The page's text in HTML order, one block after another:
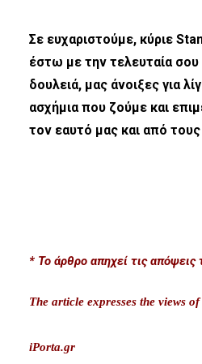
Σε ευχαριστούμε, κύριε
έστω με την τελευταία
δουλειά, μας άνοιξες για
ασχήμια που ζούμε και
τον εαυτό μας και από
* Το άρθρο απηχεί τις απόψεις
The article expresses the views
iPorta.gr